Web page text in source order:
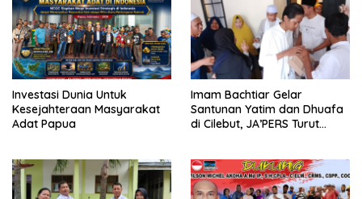
Investasi Dunia Untuk
Kesejahteraan Masyarakat
Adat Papua
Imam Bachtiar Gelar
Santunan Yatim dan Dhuafa
di Cilebut, JA’PERS Turut